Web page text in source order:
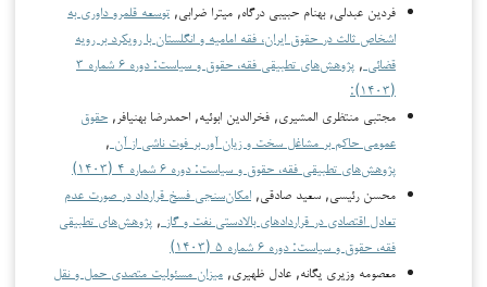
فردین عبدلی, بهنام حبیبی درگاه, میترا ضرابی, توسعه قلمرو داوری به
اشخاص ثالث در حقوق ایران، فقه امامیه و انگلستان با رویکرد بر رویه
قضائی ,
پژوهش‌های تطبیقی فقه، حقوق و سیاست: دوره ۶ شماره ۳
(۱۴۰۳):
مجتبی منتظری المشیری, فخرالدین ابوئیه, احمدرضا بهنیافر, حقوق
عمومی حاکم بر مشاغل سخت و زیان آور بر فوت ناشی از آن ,
پژوهش‌های تطبیقی فقه، حقوق و سیاست: دوره ۶ شماره ۴ (۱۴۰۳)
محسن رئیسی, سعید صادقی, امکان‌سنجی فسخ قرارداد در صورت عدم
تعادل اقتصادی در قراردادهای بالادستی نفت و گاز , پژوهش‌های تطبیقی
فقه، حقوق و سیاست: دوره ۶ شماره ۵ (۱۴۰۳)
معصومه وزیری یگانه, عادل ظهیری, میزان مسئولیت متصدی حمل و نقل